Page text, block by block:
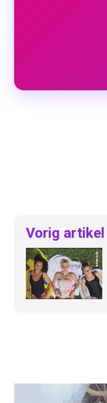
Vorig artikel